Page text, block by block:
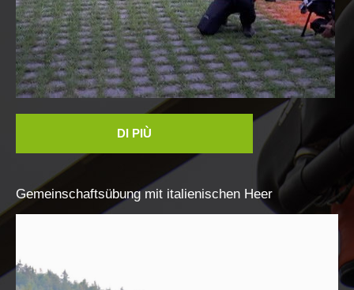
Prevenzione
DI PIÙ
Gemeinschaftsübung mit italienischen Heer